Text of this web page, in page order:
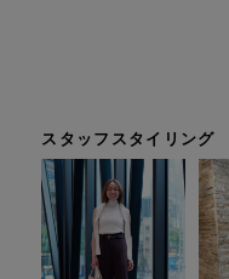
スタッフスタイリング